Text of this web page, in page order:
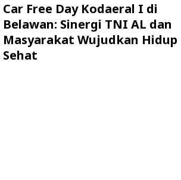
Car Free Day Kodaeral I di
Belawan: Sinergi TNI AL dan
Masyarakat Wujudkan Hidup
Sehat